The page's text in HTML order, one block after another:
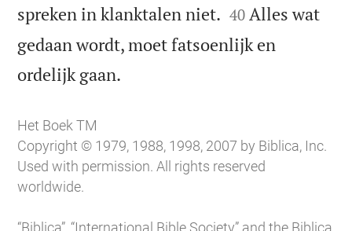
spreken in klanktalen niet. 

40 Alles wat
gedaan wordt, moet fatsoenlijk en
ordelijk gaan.
Het Boek TM
Copyright © 1979, 1988, 1998, 2007 by Biblica, Inc.
Used with permission. All rights reserved
worldwide.